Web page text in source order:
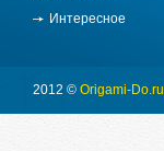
Интересное
2012 © Origami-Do.ru